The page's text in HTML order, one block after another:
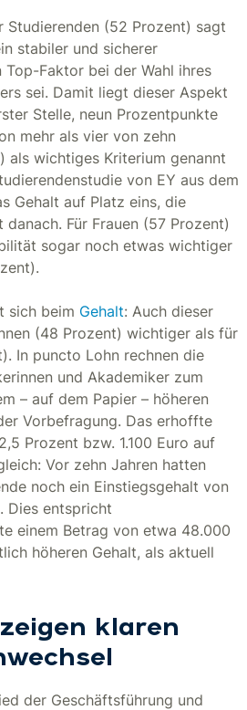
Studierenden (52 Prozent) sagt
stabiler und sicherer
Faktor bei der Wahl ihres
sei. Damit liegt dieser Aspekt
Stelle, neun Prozentpunkte
mehr als vier von zehn
als wichtiges Kriterium genannt
von EY aus dem
Gehalt auf Platz eins, die
Für Frauen (57 Prozent)
sogar noch etwas wichtiger
sich beim Gehalt: Auch dieser
(48 Prozent) wichtiger als für
In puncto Lohn rechnen die
und Akademiker zum
– auf dem Papier – höheren
Vorbefragung. Das erhoffte
Prozent bzw. 1.100 Euro auf
Vor zehn Jahren hatten
noch ein Einstiegsgehalt von
Dies entspricht
einem Betrag von etwa 48.000
höheren Gehalt, als aktuell
klaren
der Geschäftsführung und